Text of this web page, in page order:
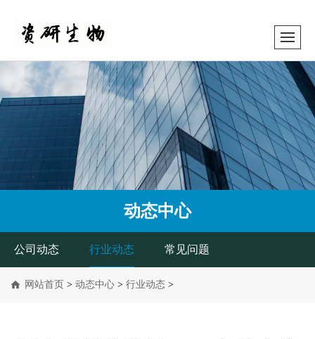
动态中心
公司动态 行业动态 常见问题
网站首页 > 动态中心 > 行业动态 >